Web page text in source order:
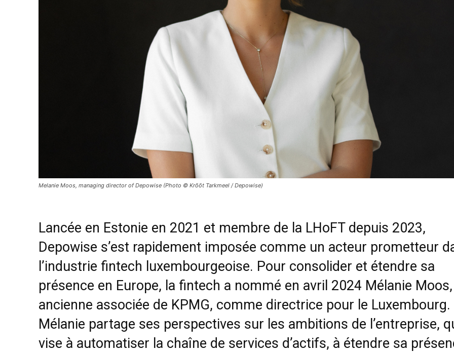
Melanie Moos, managing director of Depowise (Photo © Krõõt Tarkmeel / Depowise)
Lancée en Estonie en 2021 et membre de la LHoFT depuis 2023,
Depowise s’est rapidement imposée comme un acteur prometteur
l’industrie fintech luxembourgeoise. Pour consolider et étendre sa
présence en Europe, la fintech a nommé en avril 2024 Mélanie Moos,
ancienne associée de KPMG, comme directrice pour le Luxembourg.
Mélanie partage ses perspectives sur les ambitions de l’entreprise,
vise à automatiser la chaîne de services d’actifs, à étendre sa